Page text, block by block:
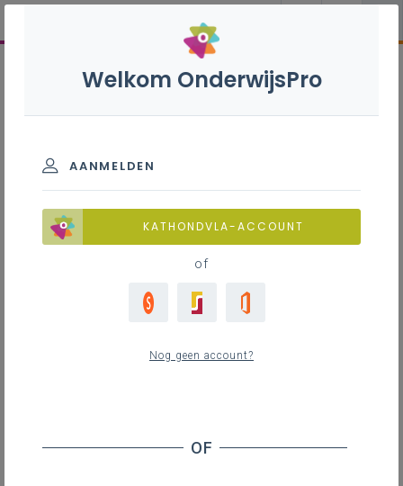
Welkom OnderwijsPro
AANMELDEN
KATHONDVLA-ACCOUNT
of
Nog geen account?